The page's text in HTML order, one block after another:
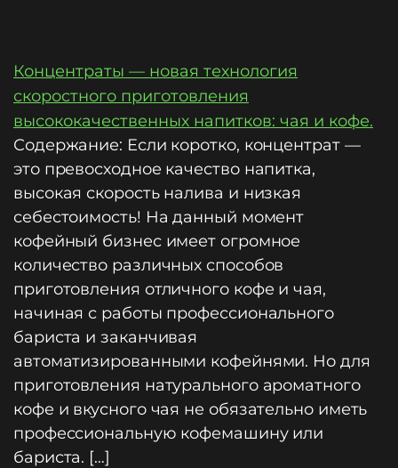
Концентраты — новая технология
скоростного приготовления
высококачественных напитков: чая и кофе.
Содержание: Если коротко, концентрат —
это превосходное качество напитка,
высокая скорость налива и низкая
себестоимость! На данный момент
кофейный бизнес имеет огромное
количество различных способов
приготовления отличного кофе и чая,
начиная с работы профессионального
бариста и заканчивая
автоматизированными кофейнями. Но для
приготовления натурального ароматного
кофе и вкусного чая не обязательно иметь
профессиональную кофемашину или
бариста. […]